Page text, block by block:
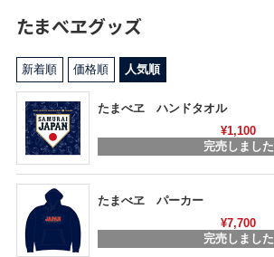
たまべヱグッズ
新着順 価格順 人気順
たまべヱ ハンドタオル
¥1,100
完売しました
たまべヱ パーカー
¥7,700
完売しました